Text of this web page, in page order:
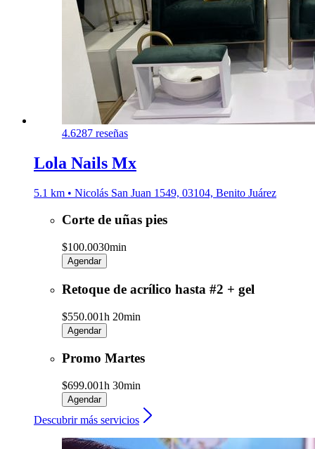
4.6287 reseñas
Lola Nails Mx
5.1 km • Nicolás San Juan 1549, 03104, Benito Juárez
Corte de uñas pies
$100.0030min
Agendar
Retoque de acrílico hasta #2 + gel
$550.001h 20min
Agendar
Promo Martes
$699.001h 30min
Agendar
Descubrir más servicios